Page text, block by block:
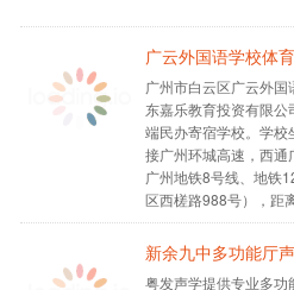
广云外国语学校体
广州市白云区广云外国
东嘉乐教育投资有限
端民办寄宿学校。学
接广州环城高速，西
广州地铁8号线、地铁
区西槎路988号），距
地300亩，一期开发50
学位的办学规模。学校
高标准功能场室和运动
新余九中多功能厅
粤发声学提供专业多